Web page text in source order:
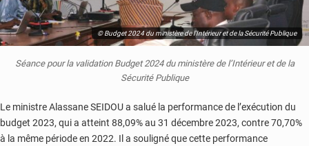
© Budget 2024 du ministère de l’Intérieur et de la Sécurité Publique
Séance pour la validation Budget 2024 du ministère de l’Intérieur et de la
Sécurité Publique
Le ministre Alassane SEIDOU a salué la performance de l’exécution du
budget 2023, qui a atteint 88,09% au 31 décembre 2023, contre 70,70%
à la même période en 2022. Il a souligné que cette performance